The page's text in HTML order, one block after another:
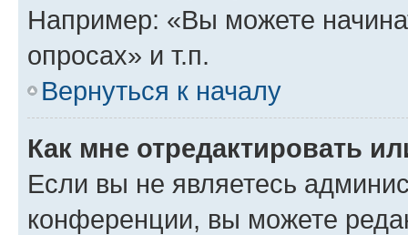
Например: «Вы можете
опросах» и т.п.
Вернуться к началу
Как мне отредактировать
Если вы не являетесь
конференции, вы можете